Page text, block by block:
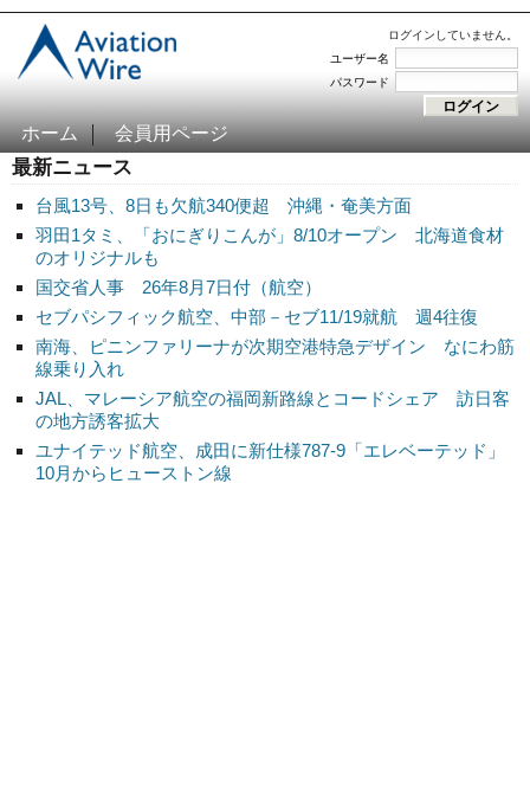
ログインしていません。
ユーザー名
パスワード
ホーム 会員用ページ
最新ニュース
台風13号、8日も欠航340便超 沖縄・奄美方面
羽田1タミ、「おにぎりこんが」8/10オープン 北海道食材
のオリジナルも
国交省人事 26年8月7日付（航空）
セブパシフィック航空、中部－セブ11/19就航 週4往復
南海、ピニンファリーナが次期空港特急デザイン なにわ筋
線乗り入れ
JAL、マレーシア航空の福岡新路線とコードシェア 訪日客
の地方誘客拡大
ユナイテッド航空、成田に新仕様787-9「エレベーテッド」
10月からヒューストン線